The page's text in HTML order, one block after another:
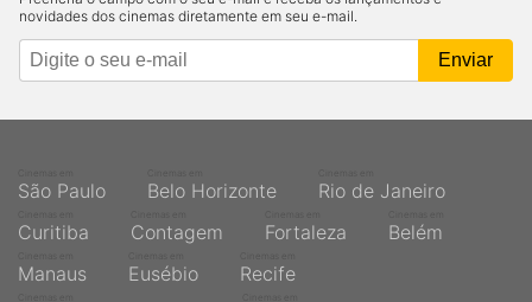
novidades dos cinemas diretamente em seu e-mail.
São Paulo Belo Horizonte Rio de Janeiro
Curitiba Contagem Fortaleza Belém
Manaus Eusébio Recife